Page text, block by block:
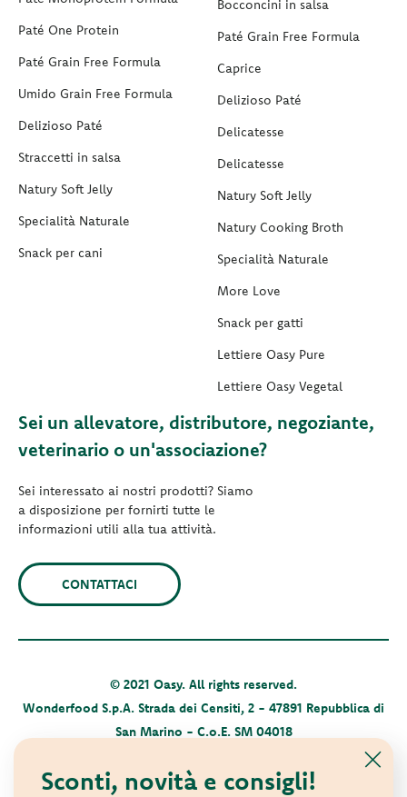
Sconti, novità e consigli!
Paté One Protein
Paté Grain Free Formula
Umido Grain Free Formula
Delizioso Paté
Straccetti in salsa
Natury Soft Jelly
Specialità Naturale
Snack per cani
Bocconcini in salsa
Paté Grain Free Formula
Caprice
Delizioso Paté
Delicatesse
Delicatesse
Natury Soft Jelly
Natury Cooking Broth
Specialità Naturale
More Love
Snack per gatti
Lettiere Oasy Pure
Lettiere Oasy Vegetal
Sei un allevatore, distributore, negoziante,
veterinario o un'associazione?
Sei interessato ai nostri prodotti? Siamo
a disposizione per fornirti tutte le
informazioni utili alla tua attività.
CONTATTACI
© 2021 Oasy. All rights reserved.
Wonderfood S.p.A. Strada dei Censiti, 2 - 47891 Repubblica di
San Marino - C.o.E. SM 04018